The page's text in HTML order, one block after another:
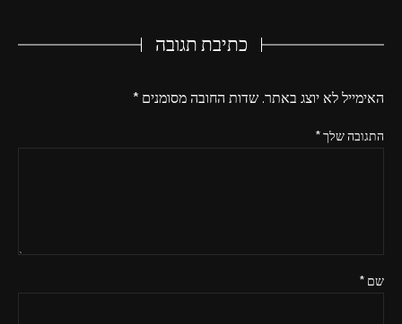
כתיבת תגובה
האימייל לא יוצג באתר.שדות החובה מסומנים*
התגובה שלך*
שם*